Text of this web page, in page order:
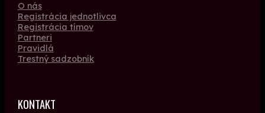
O nás
Registrácia jednotlivca
Registrácia tímov
Partneri
Pravidlá
Trestný sadzobník
KONTAKT